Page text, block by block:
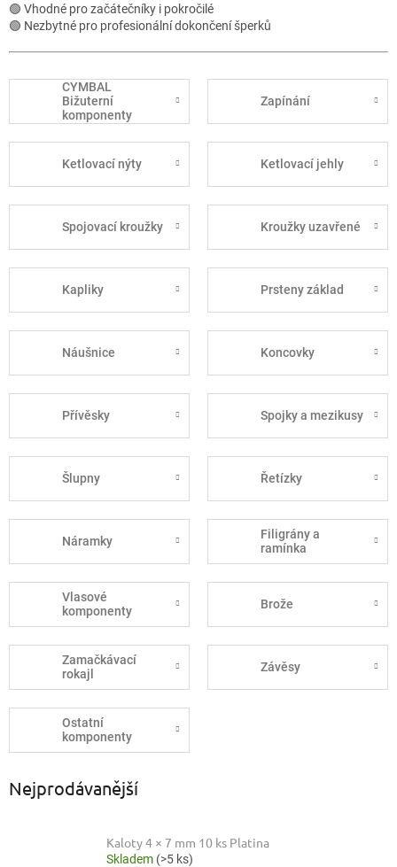
🟢 Vhodné pro začátečníky i pokročilé
🟢 Nezbytné pro profesionální dokončení šperků
CYMBAL
Bižuterní
komponenty
Zapínání
Ketlovací nýty Ketlovací jehly
Spojovací kroužky Kroužky uzavřené
Kapliky Prsteny základ
Náušnice Koncovky
Přívěsky Spojky a mezikusy
Šlupny Řetízky
Náramky
Filigrány a
ramínka
Vlasové
komponenty
Brože
Zamačkávací
rokajl
Závěsy
Ostatní
komponenty
Nejprodávanější
Kaloty 4 × 7 mm 10 ks Platina
Skladem (>5 ks)